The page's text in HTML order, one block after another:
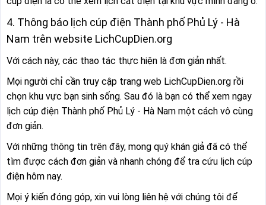
4. Thông báo lịch cúp điện Thành phố Phủ Lý - Hà
Nam trên website LichCupDien.org
Với cách này, các thao tác thực hiện là đơn giản nhất.
Mọi người chỉ cần truy cập trang web LichCupDien.org rồi
chọn khu vực bạn sinh sống. Sau đó là bạn có thể xem ngay
lịch cúp điện Thành phố Phủ Lý - Hà Nam một cách vô cùng
đơn giản.
Với những thông tin trên đây, mong quý khán giả đã có thể
tìm được cách đơn giản và nhanh chóng để tra cứu lịch cúp
điện hôm nay.
Mọi ý kiến đóng góp, xin vui lòng liên hệ với chúng tôi để